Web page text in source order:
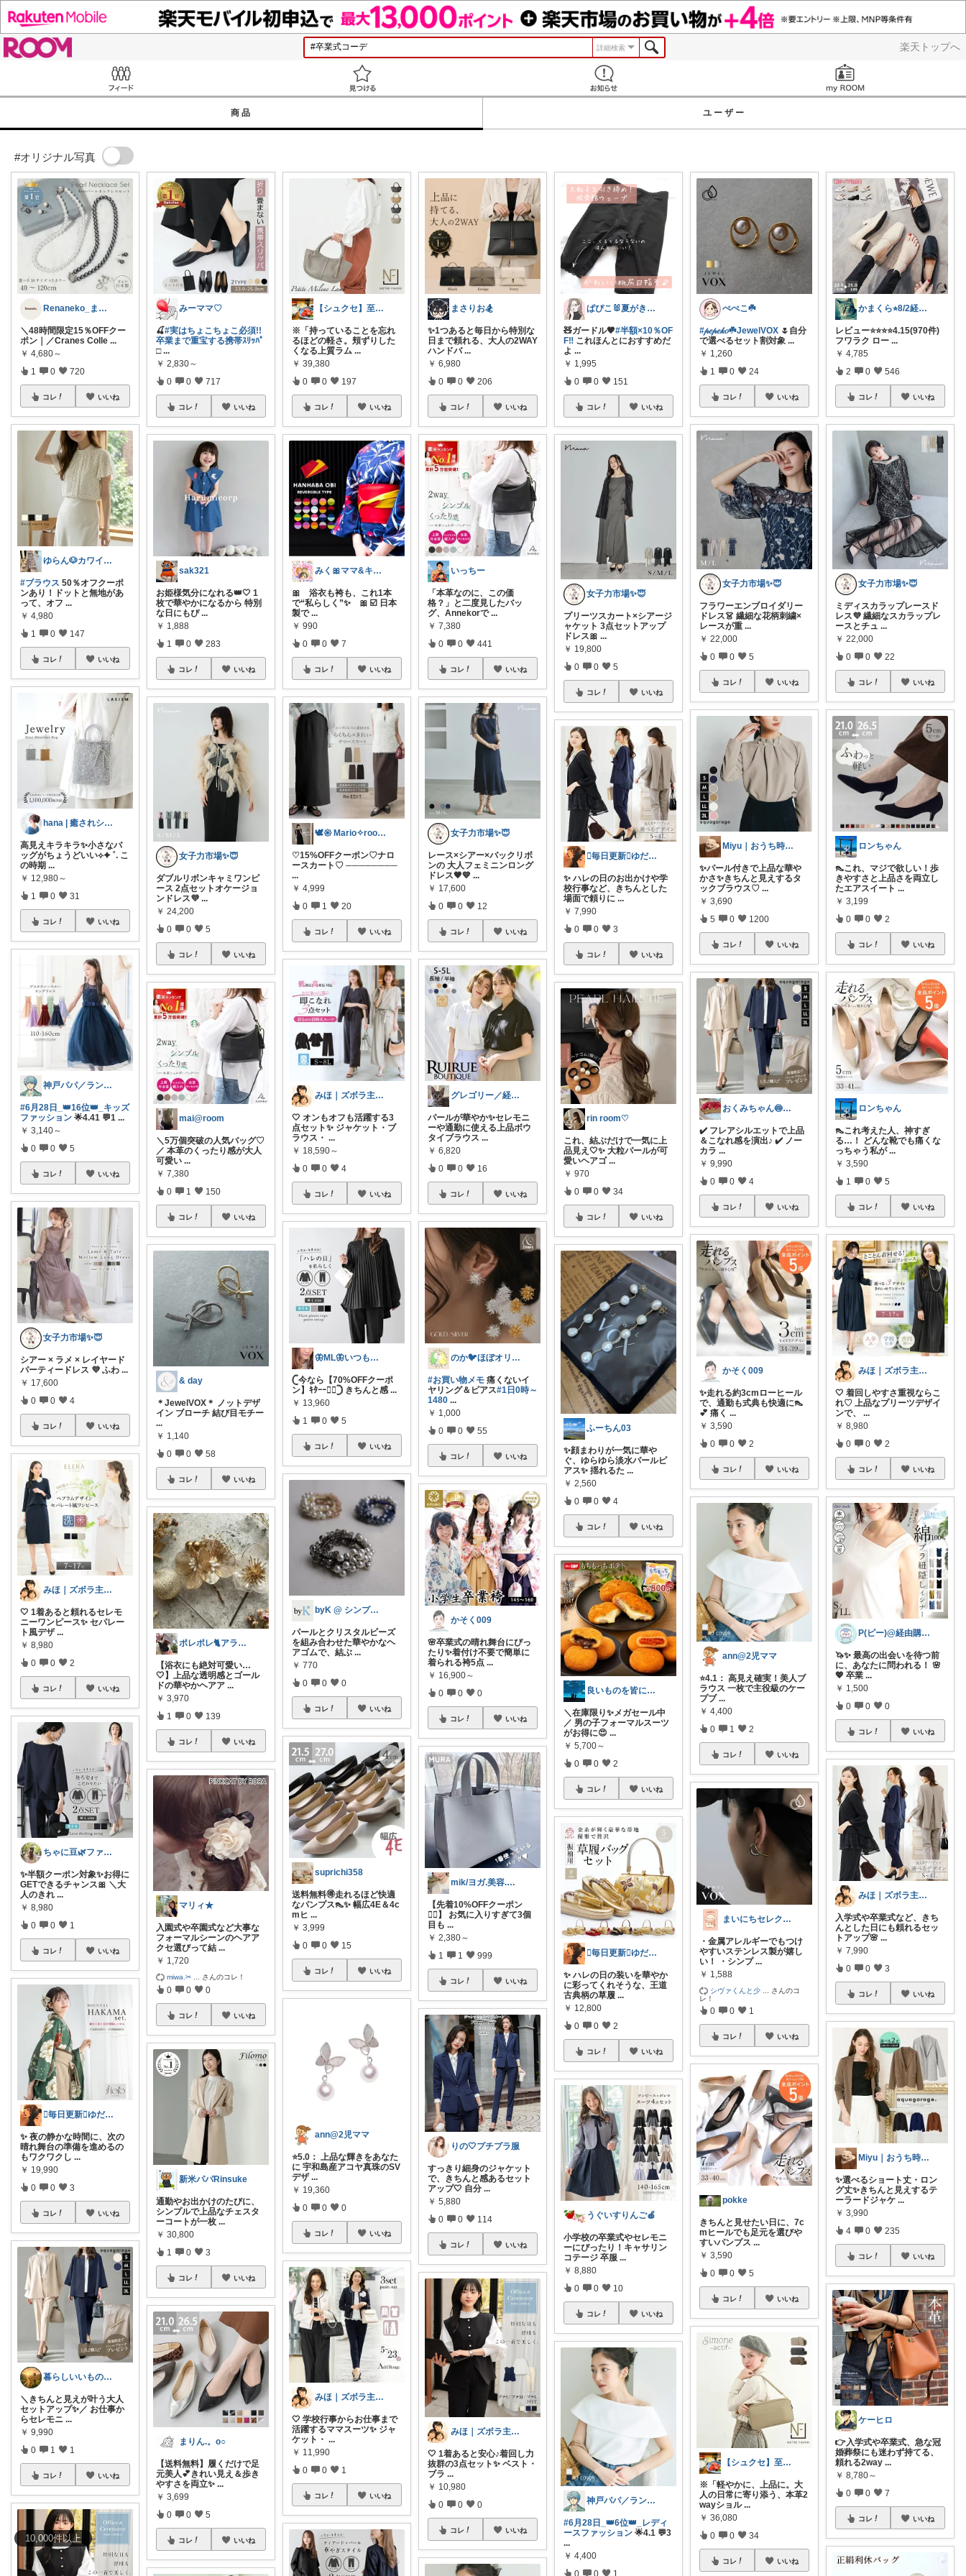
楽天トップへ
詳細検索
商品 ユーザー
#オリジナル写真
10,000件以上
Renaneko_まったりな生活
＼48時間限定15％OFFクー
ポン｜／Cranes Colle ...
￥ 4,680～
1 0 720
コレ いいね
ゆらん🐶カワイイ物コレクター
#ブラウス 50％オフクーポ
ンあり！ドットと無地があ
って、オフ ...
￥ 4,980
1 0 147
コレ いいね
hana | 癒されシンプルライフ
高見えキラキラ✨小さなバ
ッグがちょうどいい⟡✦ ˚. こ
の時期 ...
￥ 12,980～
1 0 31
コレ いいね
神戸パパ／ランキング＆レビュー毎日掲載
#6月28日_👑16位👑_キッズ
ファッション 🌟4.41 💬1 ...
￥ 3,140～
0 0 5
コレ いいね
女子力市場✨😇
シアー × ラメ × レイヤード
パーティードレス 💜 ふわ ...
￥ 17,600
0 0 4
コレ いいね
みほ｜ズボラ主婦の暮らしROOM
🤍 1着あると頼れるセレモ
ニーワンピース✨ セパレー
ト風デザ ...
￥ 8,980
0 0 2
コレ いいね
ちゃに豆🌿ファッション好き✨
✨半額クーポン対象✨お得に
GETできるチャンス🎀 ＼大
人のきれ ...
￥ 8,980
0 0 1
コレ いいね
🫪毎日更新🫪ゆだむパパ(ママも)
✨ 夜の静かな時間に、次の
晴れ舞台の準備を進めるの
もワクワクし ...
￥ 19,990
0 0 3
コレ いいね
暮らしいいものROOM
＼きちんと見えが叶う大人
セットアップ✨／ お仕事か
らセレモニ ...
￥ 9,990
0 1 1
コレ いいね
みーママ♡
🍒#実はちょこちょこ必須!!
卒業まで重宝する携帯ｽﾘｯﾊﾟ
□ ...
￥ 2,830～
0 0 717
コレ いいね
sak321
お姫様気分になれる👑🤍 1
枚で華やかになるから 特別
な日にもぴ ...
￥ 1,888
1 0 283
コレ いいね
女子力市場✨😇
ダブルリボンキャミワンピ
ース 2点セットオケージョ
ンドレス💜...
￥ 24,200
0 0 5
コレ いいね
mai@room
＼5万個突破の人気バッグ♡
／ 本革のくったり感が大人
可愛い...
￥ 7,380
0 1 150
コレ いいね
& day
＊JewelVOX＊ ノットデザ
イン ブローチ 結び目モチー
...
￥ 1,140
0 0 58
コレ いいね
ポレポレ🐈アラフィフの可愛い図鑑
【浴衣にも絶対可愛い…
🤍】上品な透明感とゴール
ドの華やかヘアア ...
￥ 3,970
1 0 139
コレ いいね
マリィ★
入園式や卒園式など大事な
フォーマルシーンのヘアア
クセ選びって結 ...
￥ 1,720
miwa.✂︎ さんのコレ！
0 0 0
コレ いいね
新米パパRinsuke
通勤やお出かけのたびに、
シンプルで上品なチェスタ
ーコートが一枚 ...
￥ 30,800
1 0 3
コレ いいね
まりん.。o○
【送料無料】履くだけで足
元美人💕きれい見え＆歩き
やすさを両立✨ ...
￥ 3,699
0 0 5
コレ いいね
【シュクセ】至高のバッグコレクション🛍
※「持っていることを忘れ
るほどの軽さ。頬ずりした
くなる上質ラム ...
￥ 39,380
0 0 197
コレ いいね
みく🎀ママ&キッズグッズ🎁
🎀 浴衣も袴も、これ1本
で“私らしく”✨ 🎀 ☑️ 日本
製で ...
￥ 990
0 0 7
コレ いいね
🕊𑁍 Mario✧room 𑁍🕊
♡15%OFFクーポン♡ナロ
ースカート♡ ────────
...
￥ 4,999
0 1 20
コレ いいね
みほ｜ズボラ主婦の暮らしROOM
🤍 オンもオフも活躍する3
点セット✨ ジャケット・ブ
ラウス・ ...
￥ 18,590～
0 0 4
コレ いいね
🦋ML🦋いつもありがとう💓
𓊆今なら【70%OFFクーポ
ン】ｷﾀｰｰ❤️‍🔥𓊇 きちんと感 ...
￥ 13,960
1 0 5
コレ いいね
byK @ シンプル好き
パールとクリスタルビーズ
を組み合わせた華やかなヘ
アゴムで、結ぶ ...
￥ 770
0 0 0
コレ いいね
suprichi358
送料無料🉐走れるほど快適
なパンプス👠✨ 幅広4E＆4c
mヒ ...
￥ 3,999
0 0 15
コレ いいね
ann@2児ママ
⭐5.0： 上品な輝きをあなた
に 宇和島産アコヤ真珠のSV
デザ ...
￥ 19,360
0 0 0
コレ いいね
みほ｜ズボラ主婦の暮らしROOM
🤍 学校行事からお仕事まで
活躍するママスーツ✨ ジャ
ケット・ ...
￥ 11,990
0 0 1
コレ いいね
まさりお🏂
✨1つあると毎日から特別な
日まで頼れる、大人の2WAY
ハンドバ ...
￥ 6,980
0 0 206
コレ いいね
いっちー
「本革なのに、この価
格？」と二度見したバッ
グ、Annekorで ...
￥ 7,380
0 0 441
コレ いいね
女子力市場✨😇
レース×シアー×バックリボ
ンの 大人フェミニンロング
ドレス🖤💙 ...
￥ 17,600
0 0 12
コレ いいね
グレゴリー／経由購入感謝です💕
パールが華やか✨セレモニ
ーや通勤に使える上品ボウ
タイブラウス...
￥ 6,820
0 0 16
コレ いいね
のか🐦ほぼオリ写‎🤍4日🙏✨
#お買い物メモ 痛くないイ
ヤリング＆ピアス#1日0時～
1480 ...
￥ 1,000
0 0 55
コレ いいね
かそく009
🌸卒業式の晴れ舞台にぴっ
たり✨着付け不要で簡単に
着られる袴5点 ...
￥ 16,900～
0 0 0
コレ いいね
mik/ヨガ.美容.ファッション𓂃.✿
【先着10%OFFクーポン
❤️‍🔥】 お気に入りすぎて3個
目も ...
￥ 2,380～
1 1 999
コレ いいね
りの🤍プチプラ服
すっきり細身のジャケット
で、きちんと感あるセット
アップ🤍 自分 ...
￥ 5,880
0 0 114
コレ いいね
みほ｜ズボラ主婦の暮らしROOM
🤍 1着あると安心♪着回し力
抜群の3点セット✨ ベスト・
ブラ ...
￥ 10,980
0 0 0
コレ いいね
ぱぴこ🐰夏がきた☀️☁️🏖👒🩷
🧸ガードル🤎#半額×10％OF
F‼️ これほんとにおすすめだ
よ ...
￥ 1,995
0 0 151
コレ いいね
女子力市場✨😇
プリーツスカート×シアージ
ャケット 3点セットアップ
ドレス🎀...
￥ 19,800
0 0 5
コレ いいね
🫪毎日更新🫪ゆだむパパ(ママも)
✨ ハレの日のお出かけや学
校行事など、きちんとした
場面で頼りに ...
￥ 7,990
0 0 3
コレ いいね
rin room♡
これ、結ぶだけで一気に上
品見え🤍✨ 大粒パールが可
愛いヘアゴ ...
￥ 970
0 0 34
コレ いいね
ふーちん03
✨顔まわりが一気に華や
ぐ、ゆらゆら淡水パールピ
アス✨ 揺れるた ...
￥ 2,560
0 0 4
コレ いいね
良いものを皆にシェアしたい
＼在庫限り✨メガセール中
／ 男の子フォーマルスーツ
がお得に😍...
￥ 5,700～
0 0 2
コレ いいね
🫪毎日更新🫪ゆだむパパ(ママも)
✨ ハレの日の装いを華やか
に彩ってくれそうな、王道
古典柄の草履 ...
￥ 12,800
0 0 2
コレ いいね
うぐいすりんご🍎
小学校の卒業式やセレモニ
ーにぴったり！キャサリン
コテージ 卒服 ...
￥ 8,880
0 0 10
コレ いいね
神戸パパ／ランキング＆レビュー毎日掲載
#6月28日_👑6位👑_レディ
ースファッション 🌟4.1 💬3
...
￥ 4,400
0 0 1
ぺぺこ☘️
#𝓅𝑒𝓅𝑒𝓀𝑜☘️JewelVOX 🌷自分
で選べるセット割対象 ...
￥ 1,260
1 0 24
コレ いいね
女子力市場✨😇
フラワーエンブロイダリー
ドレス👗 繊細な花柄刺繍×
レースが重 ...
￥ 22,000
0 0 5
コレ いいね
Miyu｜おうち時間の小さな幸せ🌸
✨パール付きで上品な華や
かさ✨きちんと見えするタ
ックブラウス♡ ...
￥ 3,690
5 0 1200
コレ いいね
おくみちゃん🍥朝コレ界隈✌🏻
✔️ フレアシルエットで上品
＆こなれ感を演出♪ ✔️ ノー
カラ ...
￥ 9,990
0 0 4
コレ いいね
かそく009
✨走れる約3cmローヒール
で、通勤も式典も快適に👠
💕 痛く ...
￥ 3,590
0 0 2
コレ いいね
ann@2児ママ
⭐4.1： 高見え確実！美人ブ
ラウス 一枚で主役級のケー
プブ ...
￥ 4,400
0 1 2
コレ いいね
まいにちセレクトdays
・金属アレルギーでもつけ
やすいステンレス製が嬉し
い！ ・シンプ ...
￥ 1,588
シヴァくんと少
さんのコ
レ！
0 0 1
コレ いいね
pokke
きちんと見せたい日に、7c
mヒールでも足元を選びや
すいパンプス ...
￥ 3,590
0 0 5
コレ いいね
【シュクセ】至高のバッグコレクション🛍
※「軽やかに、上品に。大
人の日常に寄り添う、本革2
wayショル ...
￥ 36,080
0 0 34
コレ いいね
かまくら⭐︎8/2経由購入感謝です
レビュー⭐️⭐️⭐️⭐️4.15(970件)
フワラク ロー ...
￥ 4,785
2 0 546
コレ いいね
女子力市場✨😇
ミディスカラップレースド
レス💜 繊細なスカラップレ
ースとチュ ...
￥ 22,000
0 0 22
コレ いいね
ロンちゃん
👠これ、マジで欲しい！歩
きやすさと上品さを両立し
たエアスイート ...
￥ 3,199
0 0 2
コレ いいね
ロンちゃん
👠これ考えた人、神すぎ
る…！ どんな靴でも痛くな
っちゃう私が ...
￥ 3,590
1 0 5
コレ いいね
みほ｜ズボラ主婦の暮らしROOM
🤍 着回しやすさ重視ならこ
れ♡ 上品なプリーツデザイ
ンで、...
￥ 8,980
0 0 2
コレ いいね
P(ピー)@経由購入します！
🦄✨ 最高の出会いを待つ前
に、あなたに問われる！ 🌸
💖 卒業 ...
￥ 1,500
0 0 0
コレ いいね
みほ｜ズボラ主婦の暮らしROOM
入学式や卒業式など、きち
んとした日にも頼れるセッ
トアップ🌸...
￥ 7,990
0 0 3
コレ いいね
Miyu｜おうち時間の小さな幸せ🌸
✨選べるショート丈・ロン
グ丈✨きちんと見えするテ
ーラードジャケ ...
￥ 3,990
4 0 235
コレ いいね
ケーヒロ
👉入学式や卒業式、急な冠
婚葬祭にも迷わず持てる、
頼れる2way ...
￥ 8,780～
0 0 7
コレ いいね